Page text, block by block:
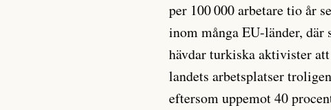
per 100 000 arbetare tio år
inom många EU-länder, där
hävdar turkiska aktivister
landets arbetsplatser
eftersom uppemot 40